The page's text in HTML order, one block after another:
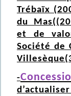
Trébaïx
du
et de
Société de
-